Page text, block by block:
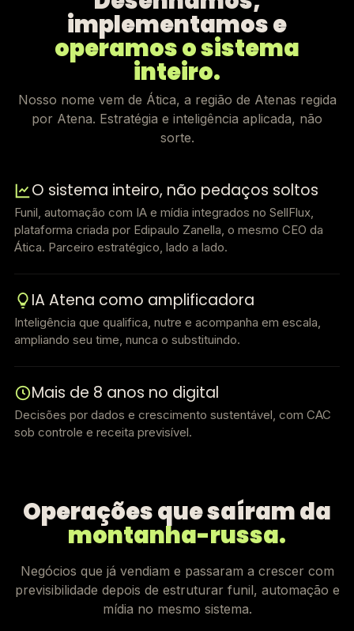
implementamos e
operamos o sistema
inteiro.
Nosso nome vem de Ática, a região de Atenas regida
por Atena. Estratégia e inteligência aplicada, não
sorte.
O sistema inteiro, não pedaços soltos
Funil, automação com IA e mídia integrados no SellFlux,
plataforma criada por Edipaulo Zanella, o mesmo CEO da
Ática. Parceiro estratégico, lado a lado.
IA Atena como amplificadora
Inteligência que qualifica, nutre e acompanha em escala,
ampliando seu time, nunca o substituindo.
Mais de 8 anos no digital
Decisões por dados e crescimento sustentável, com CAC
sob controle e receita previsível.
Operações que saíram da
montanha-russa.
Negócios que já vendiam e passaram a crescer com
previsibilidade depois de estruturar funil, automação e
mídia no mesmo sistema.